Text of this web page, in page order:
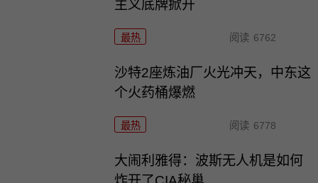
主义底牌掀开
最热 阅读 6762
沙特2座炼油厂火光冲天，中东这
个火药桶爆燃
最热 阅读 6778
大闹利雅得：波斯无人机是如何